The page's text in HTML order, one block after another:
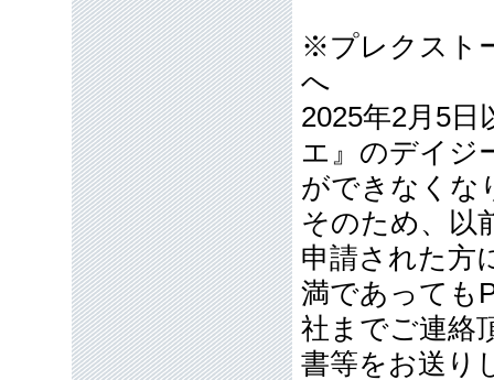
※プレクスト
へ
2025年2月5
エ』のデイジ
ができなくな
そのため、以
申請された方
満であっても
社までご連絡
書等をお送り